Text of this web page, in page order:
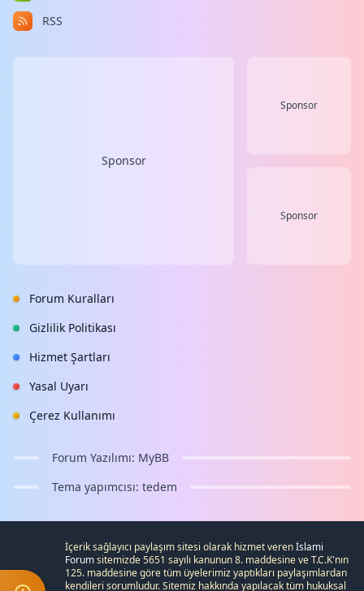
RSS
Sponsor
Sponsor
Sponsor
Forum Kuralları
Gizlilik Politikası
Hizmet Şartları
Yasal Uyarı
Çerez Kullanımı
Forum Yazılımı: MyBB
Tema yapımcısı: tedem
İçerik sağlayıcı paylaşım sitesi olarak hizmet verenİslami
Forumsitemizde 5651 sayılı kanunun 8. maddesine veT.C.K'nın
125. maddesine göre tüm üyelerimiz yaptıkları paylaşımlardan
kendileri sorumludur. Sitemiz hakkında yapılacak tüm hukuksal